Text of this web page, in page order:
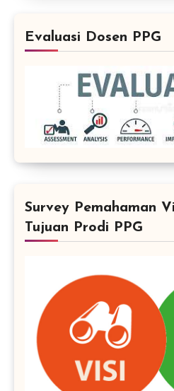
Evaluasi Dosen PPG
Survey Pemahaman
Tujuan Prodi PPG